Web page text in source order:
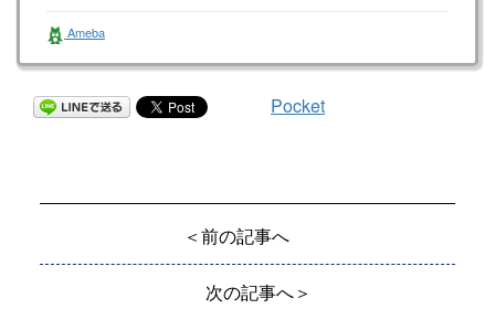
Ameba
Pocket
＜前の記事へ
次の記事へ＞